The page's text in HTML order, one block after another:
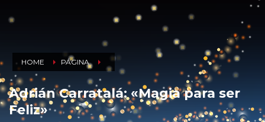
HOME PÁGINA
Adrián Carratalá: «Magia para ser
Feliz»